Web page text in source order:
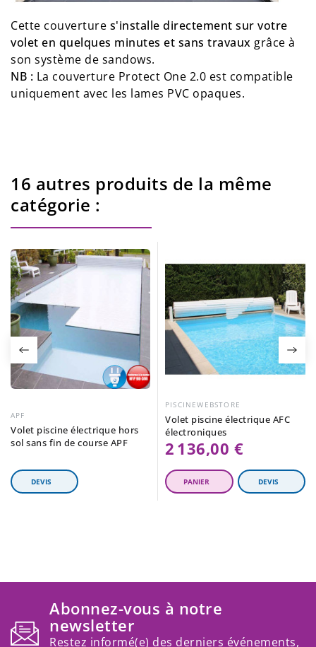
Cette couverture s'installe directement sur votre
volet en quelques minutes et sans travaux grâce à
son système de sandows.
NB : La couverture Protect One 2.0 est compatible
uniquement avec les lames PVC opaques.
16 autres produits de la même
catégorie :
APF
Volet piscine électrique hors
sol sans fin de course APF
PISCINEWEBSTORE
Volet piscine électrique AFC
électroniques
2 136,00 €
Abonnez-vous à notre
newsletter
Restez informé(e) des derniers événements,